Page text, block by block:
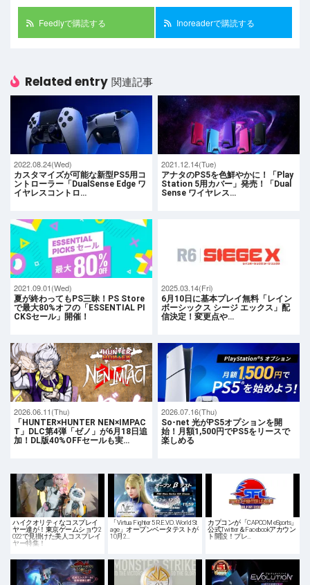
Feedlyで購読する Inoreaderで購読する
Related entry 関連記事
2022.08.24(Wed)
カスタマイズが可能な新型PS5用コ
ントローラー「DualSense Edge ワ
イヤレスコントロ…
2021.12.14(Tue)
アナタのPS5を色鮮やかに！「Play
Station 5用カバー」発売！「Dual
Sense ワイヤレス…
2021.09.01(Wed)
夏が終わってもPS三昧！PS Store
で最大80%オフの「ESSENTIAL PI
CKSセール」開催！
2025.03.14(Fri)
6月10日に基本プレイ無料「レイン
ボーシックス シージ エックス」配
信決定！変更点や…
2026.06.11(Thu)
「HUNTER×HUNTER NEN×IMPAC
T」DLC第4弾「ゼノ」が6月18日追
加！DL版40%OFFセールも実…
2026.07.16(Thu)
So-net 光がPS5オプションを開
始！月額1,500円でPS5をリースで
楽しめる
ハイクオリティなコスプレイ
ヤー達が！東京ゲームショウ2
022で見掛けた美人コスプレイ
ヤー特集！
「Virtua Fighter 5 R.E.V.O. World St
age」オープンベータテストが
10月2…
カプコンが「CAPCOM eSports」
公式Twitter＆Facebookアカウン
ト開設！プレ…